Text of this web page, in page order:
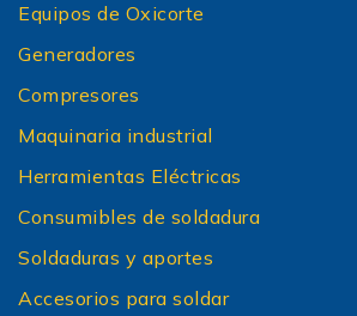
Equipos de Oxicorte
Generadores
Compresores
Maquinaria industrial
Herramientas Eléctricas
Consumibles de soldadura
Soldaduras y aportes
Accesorios para soldar